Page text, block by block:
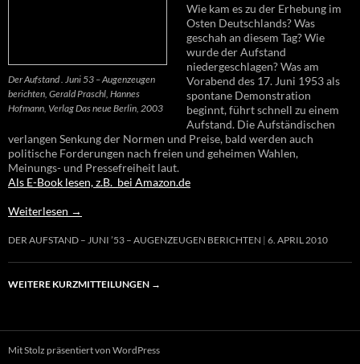
Der Aufstand . Juni 53 – Augenzeugen
berichten, Gerald Praschl, Hannes
Hofmann, Verlag Das neue Berlin, 2003
Wie kam es zu der Erhebung im
Osten Deutschlands? Was
geschah an diesem Tag? Wie
wurde der Aufstand
niedergeschlagen? Was am
Vorabend des 17. Juni 1953 als
spontane Demonstration
beginnt, führt schnell zu einem
Aufstand. Die Aufständischen
verlangen Senkung der Normen und Preise, bald werden auch
politische Forderungen nach freien und geheimen Wahlen,
Meinungs- und Pressefreiheit laut.
Als E-Book lesen, z.B. bei Amazon.de
Weiterlesen →
DER AUFSTAND – JUNI ’53 – AUGENZEUGEN BERICHTEN 6. APRIL 2010
WEITERE KURZMITTEILUNGEN →
Mit Stolz präsentiert von WordPress